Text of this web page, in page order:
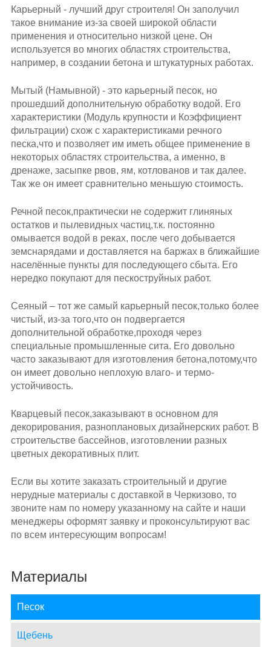
Карьерный - лучший друг строителя! Он заполучил
такое внимание из-за своей широкой области
применения и относительно низкой цене. Он
используется во многих областях строительства,
например, в создании бетона и штукатурных работах.
Мытый (Намывной) - это карьерный песок, но
прошедший дополнительную обработку водой. Его
характеристики (Модуль крупности и Коэффициент
фильтрации) схож с характеристиками речного
песка,что и позволяет им иметь общее применение в
некоторых областях строительства, а именно, в
дренаже, засыпке рвов, ям, котлованов и так далее.
Так же он имеет сравнительно меньшую стоимость.
Речной песок,практически не содержит глиняных
остатков и пылевидных частиц,т.к. постоянно
омывается водой в реках, после чего добывается
земснарядами и доставляется на баржах в ближайшие
населённые пункты для последующего сбыта. Его
нередко покупают для пескоструйных работ.
Сеяный – тот же самый карьерный песок,только более
чистый, из-за того,что он подвергается
дополнительной обработке,проходя через
специальные промышленные сита. Его довольно
часто заказывают для изготовления бетона,потому,что
он имеет довольно неплохую влаго- и термо-
устойчивость.
Кварцевый песок,заказывают в основном для
декорирования, разноплановых дизайнерских работ. В
строительстве бассейнов, изготовлении разных
цветных декоративных плит.
Если вы хотите заказать строительный и другие
нерудные материалы с доставкой в Черкизово, то
звоните нам по номеру указанному на сайте и наши
менеджеры оформят заявку и проконсультируют вас
по всем интересующим вопросам!
Материалы
Песок
Щебень